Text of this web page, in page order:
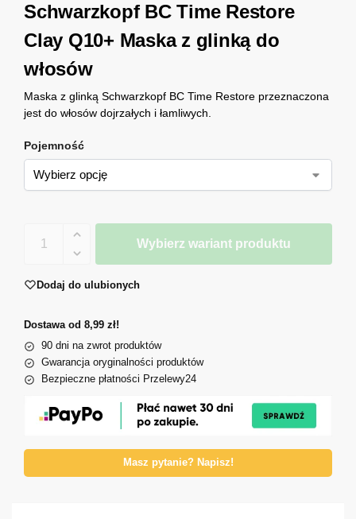
Schwarzkopf BC Time Restore
Clay Q10+ Maska z glinką do
włosów
Maska z glinką Schwarzkopf BC Time Restore przeznaczona
jest do włosów dojrzałych i łamliwych.
Pojemność
Wybierz wariant produktu
Dodaj do ulubionych
Dostawa od 8,99 zł!
90 dni na zwrot produktów
Gwarancja oryginalności produktów
Bezpieczne płatności Przelewy24
Masz pytanie? Napisz!